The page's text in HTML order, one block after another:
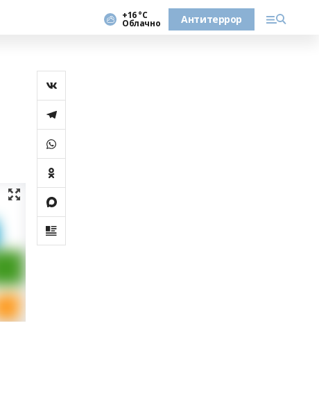
+16 °С
Облачно Антитеррор